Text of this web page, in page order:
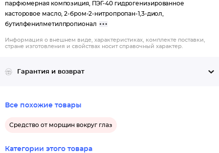
парфюмерная композиция, ПЭГ-40 гидрогенизированное
касторовое масло, 2-бром-2-нитропропан-1,3-диол,
бутилфенилметилпропионал
Информация о внешнем виде, характеристиках, комплекте поставки,
стране изготовления и свойствах носит справочный характер.
Гарантия и возврат
Все похожие товары
Средство от морщин вокруг глаз
Категории этого товара